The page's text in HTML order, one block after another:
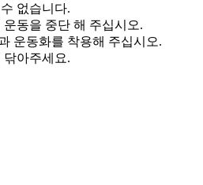
없습니다.
동을 중단 해 주십시오.
운동화를 착용해 주십시오.
닦아주세요.